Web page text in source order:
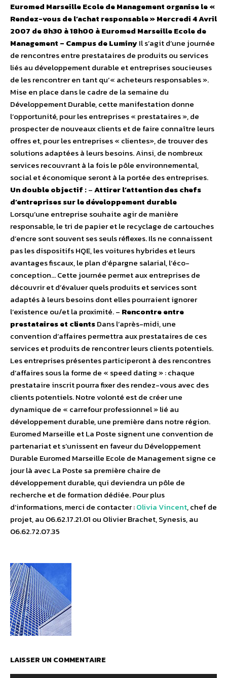
Euromed Marseille Ecole de Management organise le «
Rendez-vous de l’achat responsable » Mercredi 4 Avril
2007 de 8h30 à 18h00 à Euromed Marseille Ecole de
Management – Campus de LuminyIl s’agit d’une journée
de rencontres entre prestataires de produits ou services
liés au développement durable et entreprises soucieuses
de les rencontrer en tant qu’« acheteurs responsables ».
Mise en place dans le cadre de la semaine du
Développement Durable, cette manifestation donne
l’opportunité, pour les entreprises « prestataires », de
prospecter de nouveaux clients et de faire connaître leurs
offres et, pour les entreprises « clientes», de trouver des
solutions adaptées à leurs besoins. Ainsi, de nombreux
services recouvrant à la fois le pôle environnemental,
social et économique seront à la portée des entreprises.
Un double objectif :–Attirer l’attention des chefs
d’entreprises sur le développement durable
Lorsqu’une entreprise souhaite agir de manière
responsable, le tri de papier et le recyclage de cartouches
d’encre sont souvent ses seuls réflexes. Ils ne connaissent
pas les dispositifs HQE, les voitures hybrides et leurs
avantages fiscaux, le plan d’épargne salarial, l’éco-
conception… Cette journée permet aux entreprises de
découvrir et d’évaluer quels produits et services sont
adaptés à leurs besoins dont elles pourraient ignorer
l’existence ou/et la proximité. – Rencontre entre
prestataires et clientsDans l’après-midi, une
convention d’affaires permettra aux prestataires de ces
services et produits de rencontrer leurs clients potentiels.
Les entreprises présentes participeront à des rencontres
d’affaires sous la forme de « speed dating » : chaque
prestataire inscrit pourra fixer des rendez-vous avec des
clients potentiels. Notre volonté est de créer une
dynamique de « carrefour professionnel » lié au
développement durable, une première dans notre région.
Euromed Marseille et La Poste signent une convention de
partenariat et s’unissent en faveur du Développement
Durable Euromed Marseille Ecole de Management signe ce
jour là avec La Poste sa première chaire de
développement durable, qui deviendra un pôle de
recherche et de formation dédiée. Pour plus
d’informations, merci de contacter :Olivia Vincent, chef de
projet, au 06.62.17.21.01 ou Olivier Brachet, Synesis, au
06.62.72.07.35
LAISSER UN COMMENTAIRE